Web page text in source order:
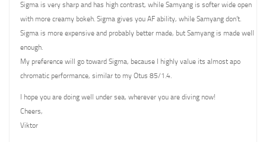
Sigma is very sharp and has high contrast, while Samyang is softer wide open
with more creamy bokeh. Sigma gives you AF ability, while Samyang don’t.
Sigma is more expensive and probably better made, but Samyang is made well
enough.
My preference will go toward Sigma, because I highly value its almost apo
chromatic performance, similar to my Otus 85/1.4.
I hope you are doing well under sea, wherever you are diving now!
Cheers,
Viktor